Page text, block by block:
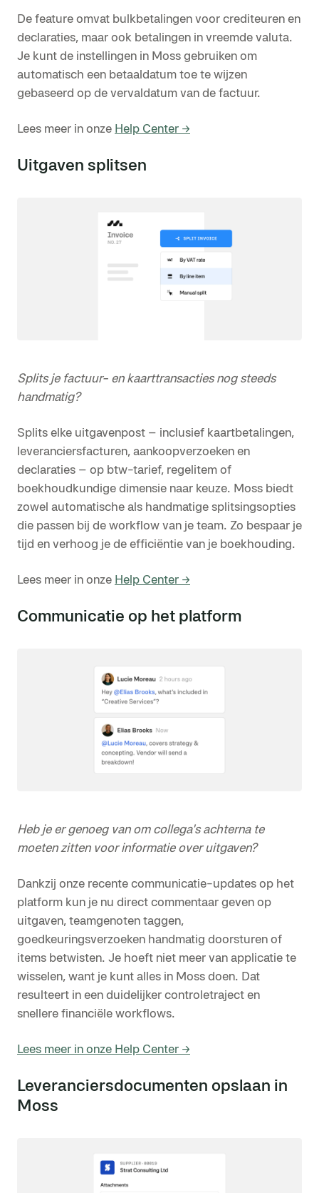
De feature omvat bulkbetalingen voor crediteuren en
declaraties, maar ook betalingen in vreemde valuta.
Je kunt de instellingen in Moss gebruiken om
automatisch een betaaldatum toe te wijzen
gebaseerd op de vervaldatum van de factuur.
Lees meer in onze Help Center →
Uitgaven splitsen
Splits je factuur- en kaarttransacties nog steeds
handmatig?
Splits elke uitgavenpost – inclusief kaartbetalingen,
leveranciersfacturen, aankoopverzoeken en
declaraties – op btw-tarief, regelitem of
boekhoudkundige dimensie naar keuze. Moss biedt
zowel automatische als handmatige splitsingsopties
die passen bij de workflow van je team. Zo bespaar je
tijd en verhoog je de efficiëntie van je boekhouding.
Lees meer in onze Help Center →
Communicatie op het platform
Heb je er genoeg van om collega's achterna te
moeten zitten voor informatie over uitgaven?
Dankzij onze recente communicatie-updates op het
platform kun je nu direct commentaar geven op
uitgaven, teamgenoten taggen,
goedkeuringsverzoeken handmatig doorsturen of
items betwisten. Je hoeft niet meer van applicatie te
wisselen, want je kunt alles in Moss doen. Dat
resulteert in een duidelijker controletraject en
snellere financiële workflows.
Lees meer in onze Help Center →
Leveranciersdocumenten opslaan in
Moss